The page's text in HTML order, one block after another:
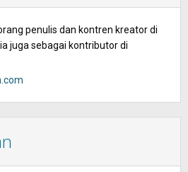
penulis dan kontren kreator di
juga sebagai kontributor di